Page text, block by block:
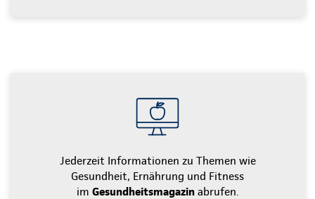
Jederzeit Informationen zu Themen wie
Gesundheit, Ernährung und Fitness
im Gesundheitsmagazinabrufen.